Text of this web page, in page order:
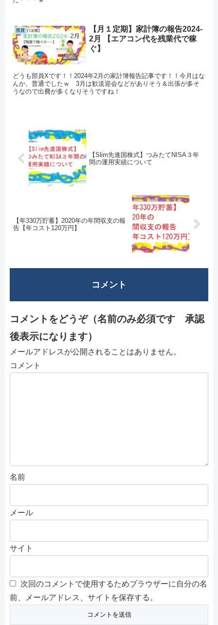
投資
【月１定期】家計簿の報告2024-
2月 【エアコン代を残業代で稼
ぐ】
どうも部員Xです！！2024年2月の家計簿報告記事です！！今月はな
んか、普通でしたｗ 3月は歓送迎会などがありそう＆出張が多そ
うなので出費が多くなりそうですね！
【Slim先進国株式】つみたてNISA３年
間の運用実績について
【年330万貯蓄】2020年の年間収支の報
告【年コスト120万円】
コメント
コメントをどうぞ（名前のみ必須です 承認
後表示になります）
メールアドレスが公開されることはありません。
コメント
名前
メール
サイト
次回のコメントで使用するためブラウザーに自分の名
前、メールアドレス、サイトを保存する。